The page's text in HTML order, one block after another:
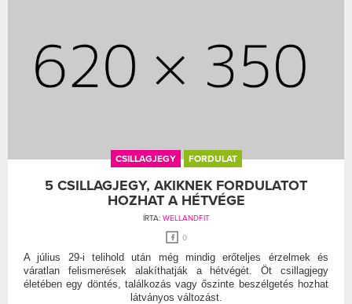
CSILLAGJEGY FORDULAT
5 CSILLAGJEGY, AKIKNEK FORDULATOT
HOZHAT A HÉTVÉGE
ÍRTA: WELLANDFIT
0
A július 29-i telihold után még mindig erőteljes érzelmek és
váratlan felismerések alakíthatják a hétvégét. Öt csillagjegy
életében egy döntés, találkozás vagy őszinte beszélgetés hozhat
látványos változást.